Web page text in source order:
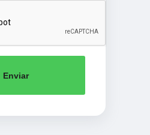
Enviar